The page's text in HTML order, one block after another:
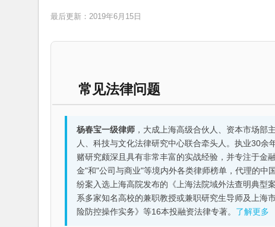
最后更新：2019年6月15日
常见法律问题
杨春宝一级律师，大成上海高级合伙人、资本市场部
人、科技与文化法律研究中心联合牵头人。执业30
赌研究颇深且具有非常丰富的实战经验，并专注于金
金"和"公司与商业"等境内外各类律师榜单，代理的中
纷案入选上海高院发布的《上海法院域外法查明典型
系多家知名高校的兼职教授或兼职研究生导师及上海
险防控操作实务》等16本投融资法律专著。 了解更多